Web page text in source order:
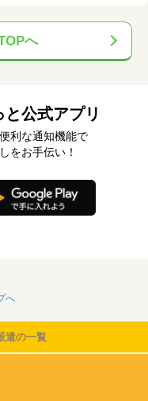
へ
公式アプリ
利な通知機能で
をお手伝い！
へ
の一覧